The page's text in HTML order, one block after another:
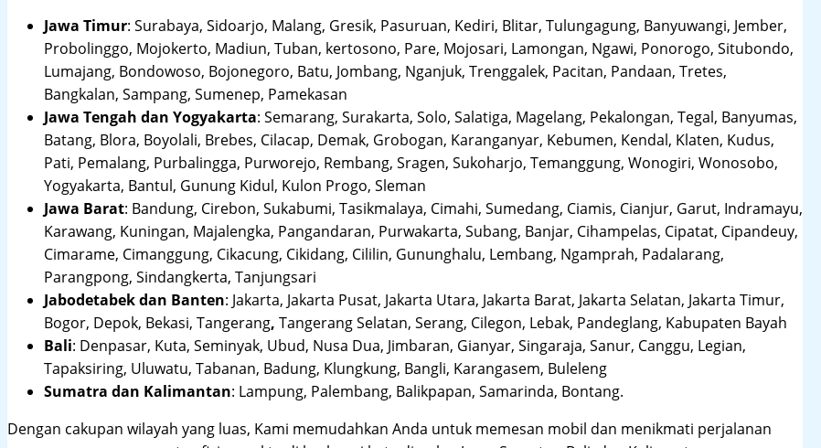
Jawa Timur: Surabaya, Sidoarjo, Malang, Gresik, Pasuruan, Kediri, Blitar, Tulungagung, Banyuwangi, Jember,
Probolinggo, Mojokerto, Madiun, Tuban, kertosono, Pare, Mojosari, Lamongan, Ngawi, Ponorogo, Situbondo,
Lumajang, Bondowoso, Bojonegoro, Batu, Jombang, Nganjuk, Trenggalek, Pacitan, Pandaan, Tretes,
Bangkalan, Sampang, Sumenep, Pamekasan
Jawa Tengah dan Yogyakarta: Semarang, Surakarta, Solo, Salatiga, Magelang, Pekalongan, Tegal, Banyumas,
Batang, Blora, Boyolali, Brebes, Cilacap, Demak, Grobogan, Karanganyar, Kebumen, Kendal, Klaten, Kudus,
Pati, Pemalang, Purbalingga, Purworejo, Rembang, Sragen, Sukoharjo, Temanggung, Wonogiri, Wonosobo,
Yogyakarta, Bantul, Gunung Kidul, Kulon Progo, Sleman
Jawa Barat: Bandung, Cirebon, Sukabumi, Tasikmalaya, Cimahi, Sumedang, Ciamis, Cianjur, Garut, Indramayu,
Karawang, Kuningan, Majalengka, Pangandaran, Purwakarta, Subang, Banjar, Cihampelas, Cipatat, Cipandeuy,
Cimarame, Cimanggung, Cikacung, Cikidang, Cililin, Gununghalu, Lembang, Ngamprah, Padalarang,
Parangpong, Sindangkerta, Tanjungsari
Jabodetabek dan Banten: Jakarta, Jakarta Pusat, Jakarta Utara, Jakarta Barat, Jakarta Selatan, Jakarta Timur,
Bogor, Depok, Bekasi, Tangerang, Tangerang Selatan, Serang, Cilegon, Lebak, Pandeglang, Kabupaten Bayah
Bali: Denpasar, Kuta, Seminyak, Ubud, Nusa Dua, Jimbaran, Gianyar, Singaraja, Sanur, Canggu, Legian,
Tapaksiring, Uluwatu, Tabanan, Badung, Klungkung, Bangli, Karangasem, Buleleng
Sumatra dan Kalimantan: Lampung, Palembang, Balikpapan, Samarinda, Bontang.
Dengan cakupan wilayah yang luas, Kami memudahkan Anda untuk memesan mobil dan menikmati perjalanan